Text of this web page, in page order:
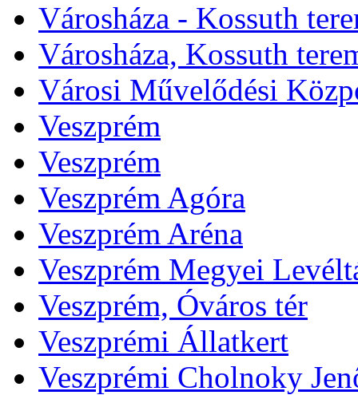
Városháza - Kossuth
Városháza, Kossuth
Városi Művelődési
Veszprém
Veszprém
Veszprém Agóra
Veszprém Aréna
Veszprém Megyei
Veszprém, Óváros tér
Veszprémi Állatkert
Veszprémi Cholnoky